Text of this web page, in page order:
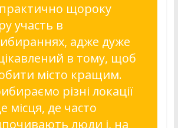
щороку
участь в
адже дуже
в тому, щоб
місто кращим.
різні локації
місця, де часто
люди і, на